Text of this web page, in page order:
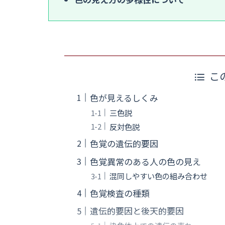
こ
色が見えるしくみ
三色説
反対色説
色覚の遺伝的要因
色覚異常のある人の色の見え
混同しやすい色の組み合わせ
色覚検査の種類
遺伝的要因と後天的要因